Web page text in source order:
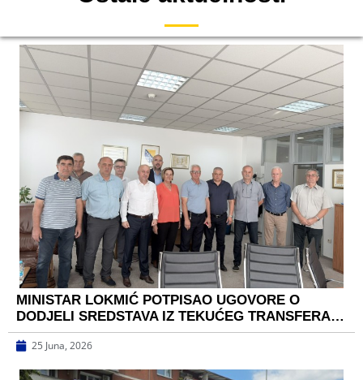
MINISTAR LOKMIĆ POTPISAO UGOVORE O
DODJELI SREDSTAVA IZ TEKUĆEG TRANSFERA…
25 Juna, 2026